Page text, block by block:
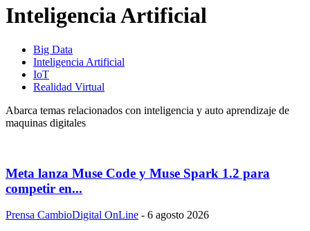
Inteligencia Artificial
Big Data
Inteligencia Artificial
IoT
Realidad Virtual
Abarca temas relacionados con inteligencia y auto aprendizaje de
maquinas digitales
Meta lanza Muse Code y Muse Spark 1.2 para
competir en...
Prensa CambioDigital OnLine - 6 agosto 2026